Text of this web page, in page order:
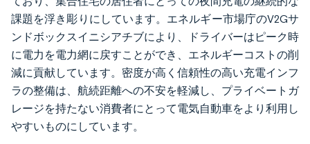
課題を浮き彫りにしています。エネルギー市場庁のV2Gサ
ンドボックスイニシアチブにより、ドライバーはピーク時
に電力を電力網に戻すことができ、エネルギーコストの削
減に貢献しています。密度が高く信頼性の高い充電インフ
ラの整備は、航続距離への不安を軽減し、プライベートガ
レージを持たない消費者にとって電気自動車をより利用し
やすいものにしています。